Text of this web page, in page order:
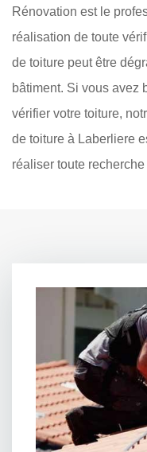
Rénovation est le
réalisation de toute
de toiture peut être
bâtiment. Si vous avez
vérifier votre toiture,
de toiture à Laberliere
réaliser toute